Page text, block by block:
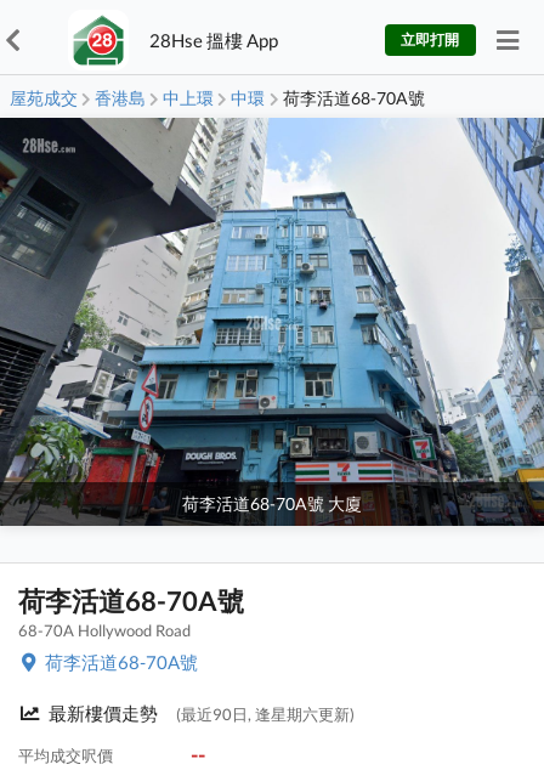
28Hse 搵樓 App 立即打開
屋苑成交 香港島 中上環 中環 荷李活道68-70A號
荷李活道68-70A號 大廈
荷李活道68-70A號
68-70A Hollywood Road
荷李活道68-70A號
最新樓價走勢 (最近90日, 逢星期六更新)
平均成交呎價 --